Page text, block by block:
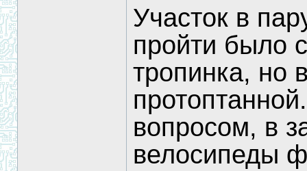
Участок в
пройти было
тропинка, но
вопросом, в
велосипеды